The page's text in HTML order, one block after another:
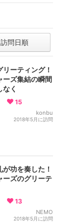
訪問日順
ーティング！
ーズ集結の瞬間
なく
15
konbu
2018年5月に訪問
功を奏した！
ーズのグリーテ
13
NEMO
2018年5月に訪問